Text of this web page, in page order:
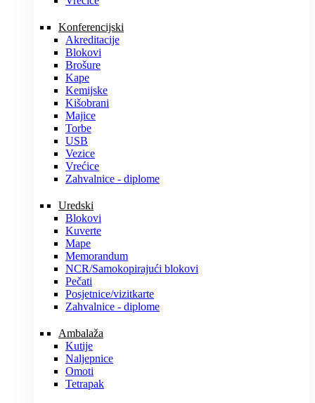
Konferencijski
Akreditacije
Blokovi
Brošure
Kape
Kemijske
Kišobrani
Majice
Torbe
USB
Vezice
Vrećice
Zahvalnice - diplome
Uredski
Blokovi
Kuverte
Mape
Memorandum
NCR/Samokopirajući blokovi
Pečati
Posjetnice/vizitkarte
Zahvalnice - diplome
Ambalaža
Kutije
Naljepnice
Omoti
Tetrapak